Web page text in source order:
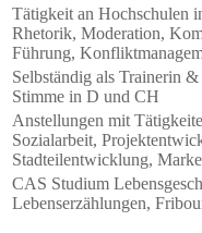
Tätigkeit an Hochschulen
Rhetorik, Moderation,
Führung,
Selbständig als Trainerin
Stimme in D und CH
Anstellungen mit
Sozialarbeit,
Stadteilentwicklung,
CAS Studium
Lebenserzählungen,